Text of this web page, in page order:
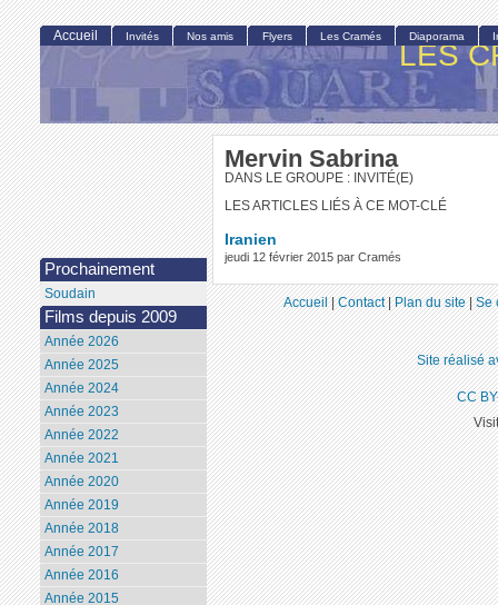
LES
Mervin Sabrina
DANS LE GROUPE : INVITÉ(E)
LES ARTICLES LIÉS À CE MOT-CLÉ
Iranien
jeudi 12 février 2015 par Cramés
Accueil Invités Nos amis Flyers Les Cramés Diaporama
Prochainement
Soudain
Films depuis 2009
Année 2026
Année 2025
Année 2024
Année 2023
Année 2022
Année 2021
Année 2020
Année 2019
Année 2018
Année 2017
Année 2016
Année 2015
Accueil|Contact|Plan du site|Se
Site réalisé
CC